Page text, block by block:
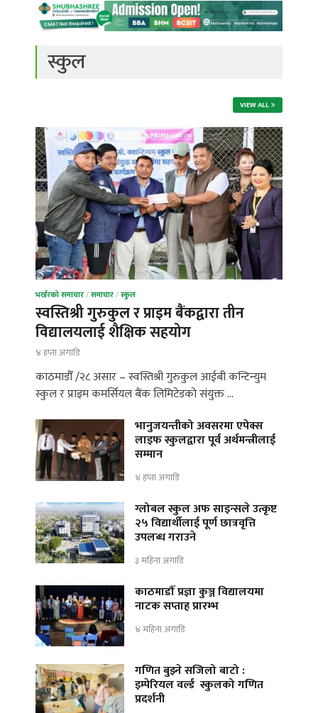
स्कुल
VIEW ALL
भर्खरको समाचार/समाचार/स्कुल
स्वस्तिश्री गुरुकुल र प्राइम बैंकद्वारा तीन
विद्यालयलाई शैक्षिक सहयोग
४ हप्ता अगाडि
काठमाडौँ /२८ असार – स्वस्तिश्री गुरुकुल आईबी कन्टिन्युम
स्कुल र प्राइम कमर्सियल बैंक लिमिटेडको संयुक्त …
भानुजयन्तीको अवसरमा एपेक्स
लाइफ स्कुलद्वारा पूर्व अर्थमन्त्रीलाई
सम्मान
४ हप्ता अगाडि
ग्लोबल स्कुल अफ साइन्सले उत्कृष्ट
२५ विद्यार्थीलाई पूर्ण छात्रवृत्ति
उपलब्ध गराउने
३ महिना अगाडि
काठमाडौँ प्रज्ञा कुञ्ज विद्यालयमा
नाटक सप्ताह प्रारम्भ
४ महिना अगाडि
गणित बुझ्ने सजिलो बाटो :
इम्पेरियल वर्ल्ड स्कुलको गणित
प्रदर्शनी